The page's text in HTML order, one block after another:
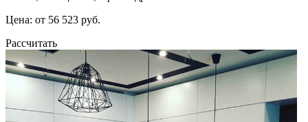
Цена: от 56 523 руб.
Рассчитать